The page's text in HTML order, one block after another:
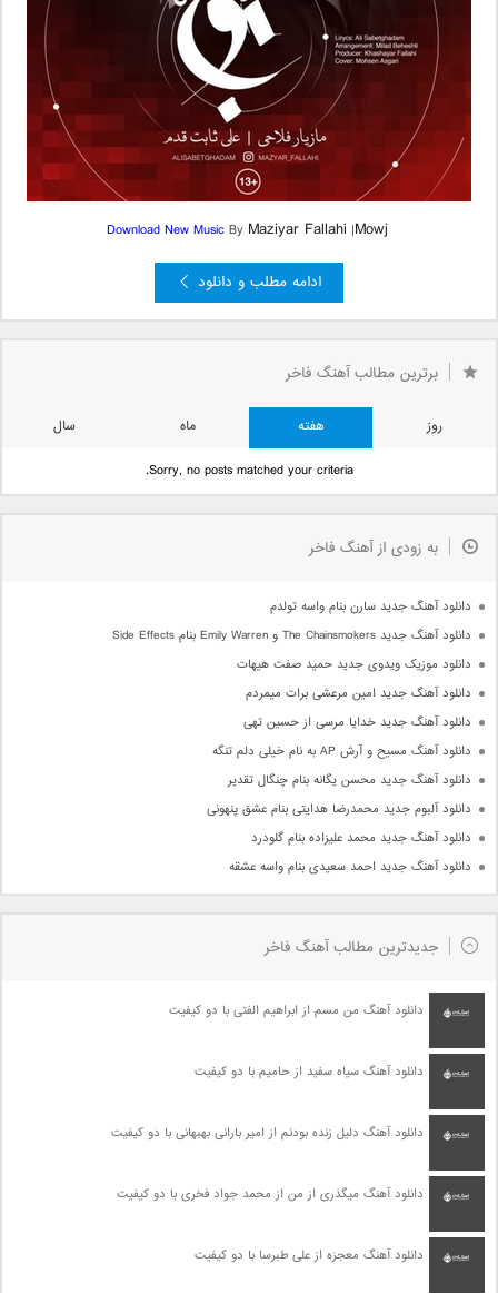
Download New MusicBy Maziyar Fallahi |Mowj
ادامه مطلب و دانلود
برترین مطالب آهنگ فاخر
روز هفته ماه
سال
Sorry, no posts matched your criteria.
به زودی از آهنگ فاخر
دانلود آهنگ جدید سارن بنام واسه تولدم
دانلود آهنگ جدید The Chainsmokers و Emily Warren بنام Side Effects
دانلود موزیک ویدوی جدید حمید صفت هیهات
دانلود آهنگ جدید امین مرعشی برات میمردم
دانلود آهنگ جدید خدایا مرسی از حسین تهی
دانلود آهنگ مسیح و آرش AP به نام خیلی دلم تنگه
دانلود آهنگ جدید محسن یگانه بنام چنگال تقدیر
دانلود آلبوم جدید محمدرضا هدایتی بنام عشق پنهونی
دانلود آهنگ جدید محمد علیزاده بنام گلودرد
دانلود آهنگ جدید احمد سعیدی بنام واسه عشقه
جدیدترین مطالب آهنگ فاخر
دانلود آهنگ من مسم از ابراهیم الفتی با دو کیفیت
دانلود آهنگ سیاه سفید از حامیم با دو کیفیت
دانلود آهنگ دلیل زنده بودنم از امیر بارانی بهبهانی با دو کیفیت
دانلود آهنگ میگذری از من از محمد جواد فخری با دو کیفیت
دانلود آهنگ معجزه از علی طبرسا با دو کیفیت